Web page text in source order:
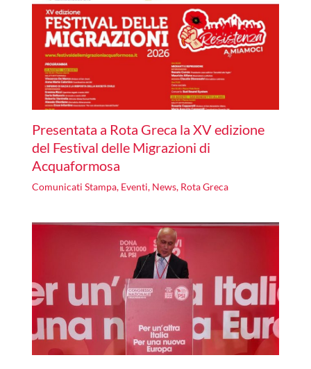
Presentata a Rota Greca la XV edizione
del Festival delle Migrazioni di
Acquaformosa
Comunicati Stampa, Eventi, News, Rota Greca